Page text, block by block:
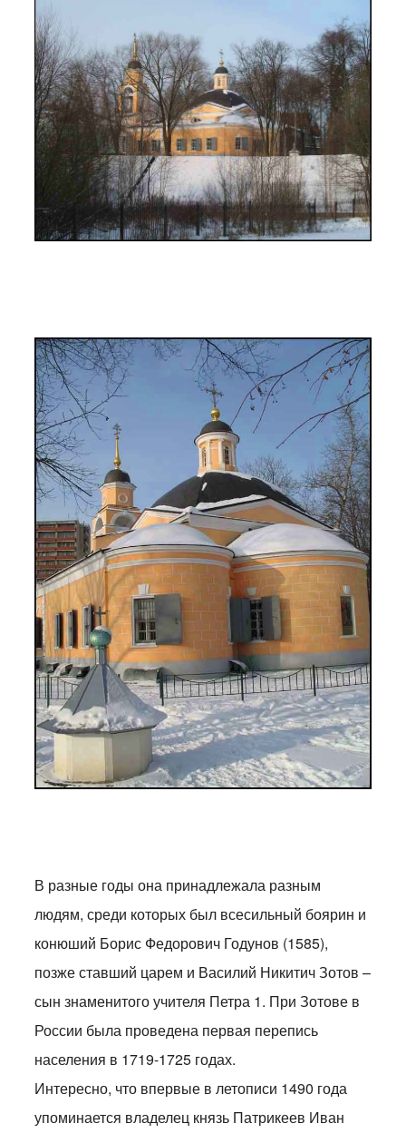
В разные годы она принадлежала разным
людям, среди которых был всесильный боярин и
конюший Борис Федорович Годунов (1585),
позже ставший царем и Василий Никитич Зотов –
сын знаменитого учителя Петра 1. При Зотове в
России была проведена первая перепись
населения в 1719-1725 годах.
Интересно, что впервые в летописи 1490 года
упоминается владелец князь Патрикеев Иван